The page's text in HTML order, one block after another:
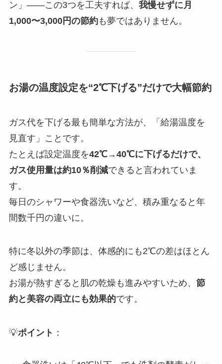
ン」――この3つを工夫すれば、 我慢せずに月
1,000〜3,000円の節約も夢ではありません。
お湯の温度設定を“2℃下げる”だけで大幅節約
ガス代を下げる最も簡単な方法が、「給湯温度を
見直す」ことです。
たとえば設定温度を42℃→40℃に下げるだけで、
ガス使用量は約10％削減できると言われていま
す。
毎日のシャワーや食器洗いなど、積み重なると年
間数千円の違いに。
特に冬以外の季節は、体感的にも2℃の差はほとん
ど感じません。
お湯が熱すぎると肌の乾燥も進みやすいため、 節
約と美容の両立にも効果的です。
💡ポイント ：